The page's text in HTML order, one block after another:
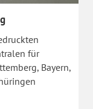
für
Bayern,